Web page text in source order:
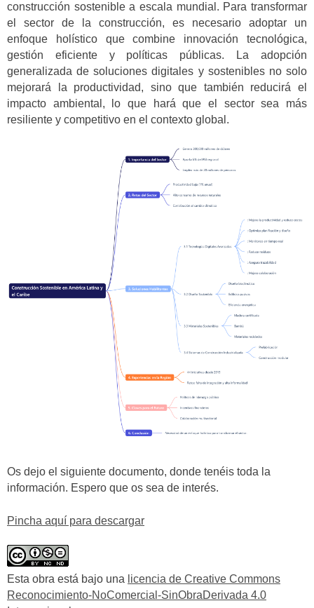
construcción sostenible a escala mundial. Para transformar
el sector de la construcción, es necesario adoptar un
enfoque holístico que combine innovación tecnológica,
gestión eficiente y políticas públicas. La adopción
generalizada de soluciones digitales y sostenibles no solo
mejorará la productividad, sino que también reducirá el
impacto ambiental, lo que hará que el sector sea más
resiliente y competitivo en el contexto global.
Os dejo el siguiente documento, donde tenéis toda la
información. Espero que os sea de interés.
Pincha aquí para descargar
Esta obra está bajo una licencia de Creative Commons
Reconocimiento-NoComercial-SinObraDerivada 4.0